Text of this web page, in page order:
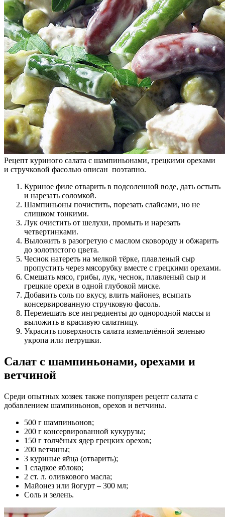
Рецепт куриного салата с шампиньонами, грецкими орехами
и стручковой фасолью описан поэтапно.
Куриное филе отварить в подсоленной воде, дать остыть
и нарезать соломкой.
Шампиньоны почистить, порезать слайсами, но не
слишком тонкими.
Лук очистить от шелухи, промыть и нарезать
четвертинками.
Выложить в разогретую с маслом сковороду и обжарить
до золотистого цвета.
Чеснок натереть на мелкой тёрке, плавленый сыр
пропустить через мясорубку вместе с грецкими орехами.
Смешать мясо, грибы, лук, чеснок, плавленый сыр и
грецкие орехи в одной глубокой миске.
Добавить соль по вкусу, влить майонез, всыпать
консервированную стручковую фасоль.
Перемешать все ингредиенты до однородной массы и
выложить в красивую салатницу.
Украсить поверхность салата измельчённой зеленью
укропа или петрушки.
Салат с шампиньонами, орехами и
ветчиной
Среди опытных хозяек также популярен рецепт салата с
добавлением шампиньонов, орехов и ветчины.
500 г шампиньонов;
200 г консервированной кукурузы;
150 г толчёных ядер грецких орехов;
200 ветчины;
3 куриные яйца (отварить);
1 сладкое яблоко;
2 ст. л. оливкового масла;
Майонез или йогурт – 300 мл;
Соль и зелень.